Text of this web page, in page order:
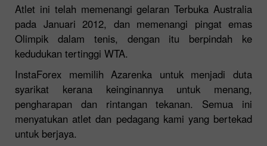
Atlet ini telah memenangi gelaran Terbuka Australia
pada Januari 2012, dan memenangi pingat emas
Olimpik dalam tenis, dengan itu berpindah ke
kedudukan tertinggi WTA.
InstaForex memilih Azarenka untuk menjadi duta
syarikat kerana keinginannya untuk menang,
pengharapan dan rintangan tekanan. Semua ini
menyatukan atlet dan pedagang kami yang bertekad
untuk berjaya.